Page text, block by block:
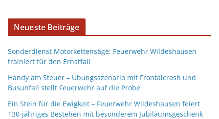
Neueste Beiträge
Sonderdienst Motorkettensäge: Feuerwehr Wildeshausen
trainiert für den Ernstfall
Handy am Steuer – Übungsszenario mit Frontalcrash und
Busunfall stellt Feuerwehr auf die Probe
Ein Stein für die Ewigkeit – Feuerwehr Wildeshausen feiert
130-jähriges Bestehen mit besonderem Jubiläumsgeschenk